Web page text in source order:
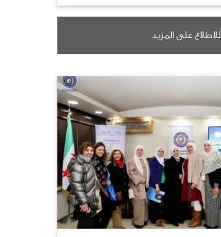
للاطلاع على المزيد